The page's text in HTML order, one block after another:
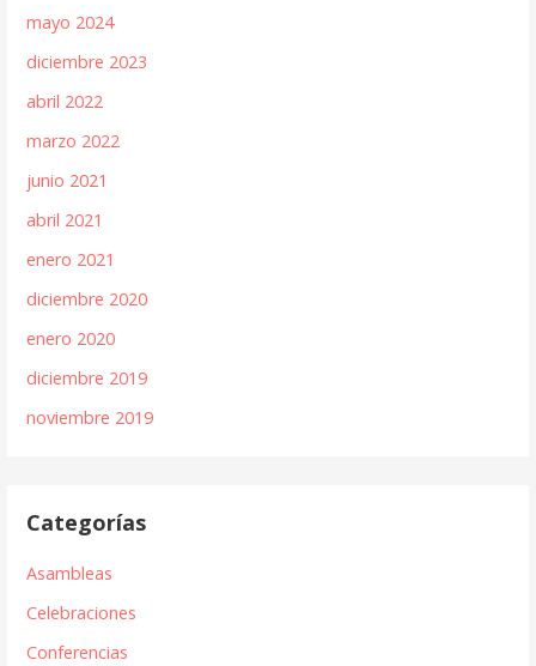
mayo 2024
diciembre 2023
abril 2022
marzo 2022
junio 2021
abril 2021
enero 2021
diciembre 2020
enero 2020
diciembre 2019
noviembre 2019
Categorías
Asambleas
Celebraciones
Conferencias